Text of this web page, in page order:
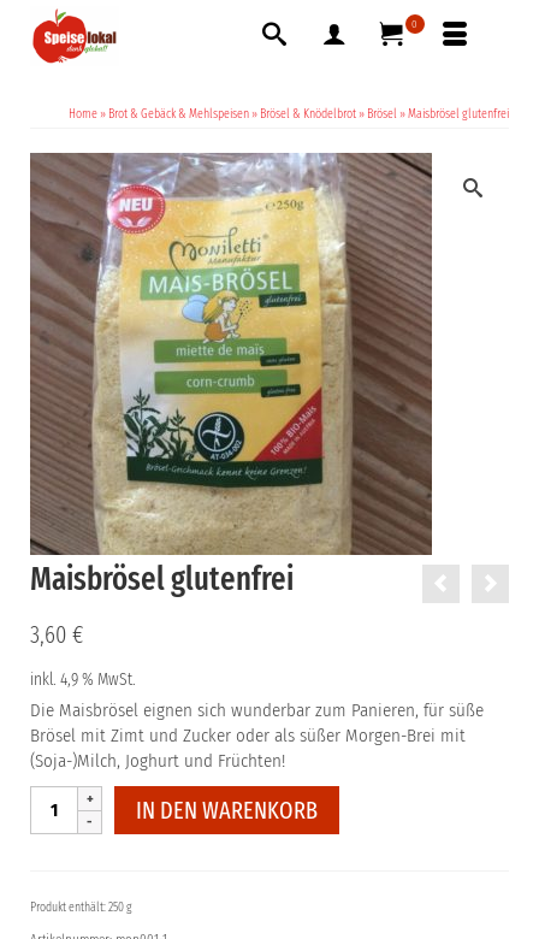
0
Home » Brot & Gebäck & Mehlspeisen » Brösel & Knödelbrot » Brösel »Maisbrösel glutenfrei
Maisbrösel glutenfrei
3,60 €
inkl. 4,9 % MwSt.
Die Maisbrösel eignen sich wunderbar zum Panieren, für süße
Brösel mit Zimt und Zucker oder als süßer Morgen-Brei mit
(Soja-)Milch, Joghurt und Früchten!
Maisbrösel
glutenfrei
IN DEN WARENKORB
Produkt enthält: 250 g